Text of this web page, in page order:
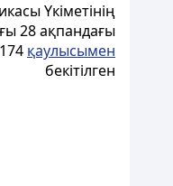
Үкіметінiң
28 ақпандағы
қаулысымен
бекiтілген